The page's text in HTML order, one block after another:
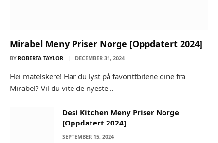
Mirabel Meny Priser Norge [Oppdatert 2024]
BY ROBERTA TAYLOR DECEMBER 31, 2024
Hei matelskere! Har du lyst på favorittbitene dine fra
Mirabel? Vil du vite de nyeste…
Desi Kitchen Meny Priser Norge
[Oppdatert 2024]
SEPTEMBER 15, 2024